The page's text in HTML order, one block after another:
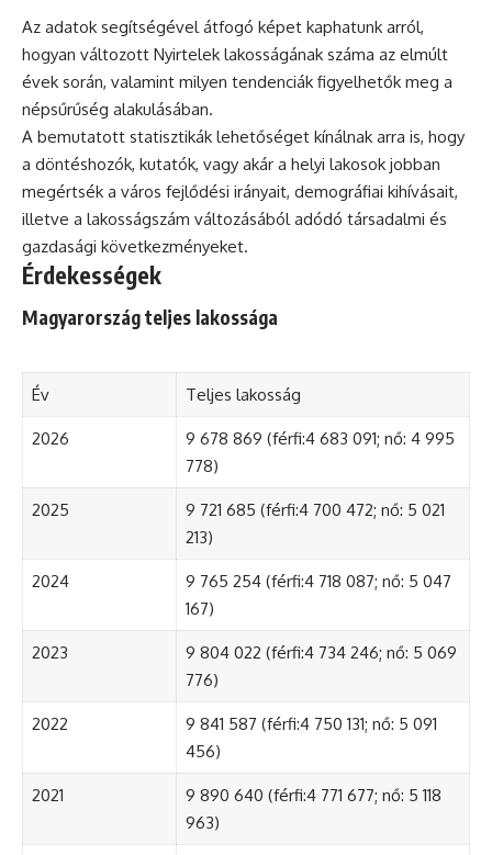
Az adatok segítségével átfogó képet kaphatunk arról,
hogyan változott Nyirtelek lakosságának száma az elmúlt
évek során, valamint milyen tendenciák figyelhetők meg a
népsűrűség alakulásában.
A bemutatott statisztikák lehetőséget kínálnak arra is, hogy
a döntéshozók, kutatók, vagy akár a helyi lakosok jobban
megértsék a város fejlődési irányait, demográfiai kihívásait,
illetve a lakosságszám változásából adódó társadalmi és
gazdasági következményeket.
Érdekességek
Magyarország teljes lakossága
Év Teljes lakosság
2026
9 678 869 (férfi:4 683 091; nő: 4 995
778)
2025
9 721 685 (férfi:4 700 472; nő: 5 021
213)
2024
9 765 254 (férfi:4 718 087; nő: 5 047
167)
2023
9 804 022 (férfi:4 734 246; nő: 5 069
776)
2022
9 841 587 (férfi:4 750 131; nő: 5 091
456)
2021
9 890 640 (férfi:4 771 677; nő: 5 118
963)